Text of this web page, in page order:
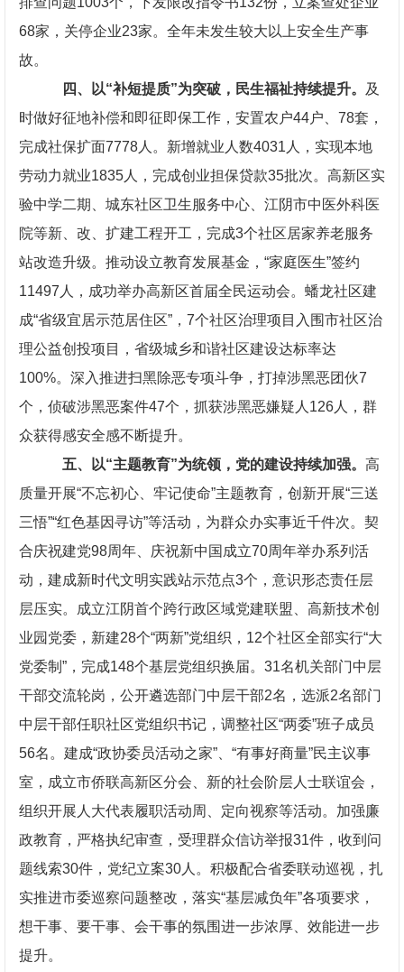
68家，关停企业23家。全年未发生较大以上安全生产事
故。
四、以“补短提质”为突破，民生福祉持续提升。
及
时做好征地补偿和即征即保工作，安置农户44户、78套，
完成社保扩面7778人。新增就业人数4031人，实现本地
劳动力就业1835人，完成创业担保贷款35批次。高新区实
验中学二期、城东社区卫生服务中心、江阴市中医外科医
院等新、改、扩建工程开工，完成3个社区居家养老服务
站改造升级。推动设立教育发展基金，“家庭医生”签约
11497人，成功举办高新区首届全民运动会。蟠龙社区建
成“省级宜居示范居住区”，7个社区治理项目入围市社区治
理公益创投项目，省级城乡和谐社区建设达标率达
100%。深入推进扫黑除恶专项斗争，打掉涉黑恶团伙7
个，侦破涉黑恶案件47个，抓获涉黑恶嫌疑人126人，群
众获得感安全感不断提升。
五、以“主题教育”为统领，党的建设持续加强。 高
质量开展“不忘初心、牢记使命”主题教育，创新开展“三送
三悟”“红色基因寻访”等活动，为群众办实事近千件次。契
合庆祝建党98周年、庆祝新中国成立70周年举办系列活
动，建成新时代文明实践站示范点3个，意识形态责任层
层压实。成立江阴首个跨行政区域党建联盟、高新技术创
业园党委，新建28个“两新”党组织，12个社区全部实行“大
党委制”，完成148个基层党组织换届。31名机关部门中层
干部交流轮岗，公开遴选部门中层干部2名，选派2名部门
中层干部任职社区党组织书记，调整社区“两委”班子成员
56名。建成“政协委员活动之家”、“有事好商量”民主议事
室，成立市侨联高新区分会、新的社会阶层人士联谊会，
组织开展人大代表履职活动周、定向视察等活动。加强廉
政教育，严格执纪审查，受理群众信访举报31件，收到问
题线索30件，党纪立案30人。积极配合省委联动巡视，扎
实推进市委巡察问题整改，落实“基层减负年”各项要求，
想干事、要干事、会干事的氛围进一步浓厚、效能进一步
提升。